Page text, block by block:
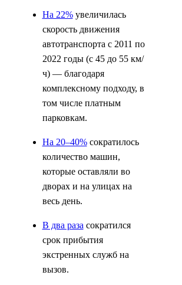
На 22%увеличилась
скорость движения
автотранспорта с 2011 по
2022 годы (с 45 до 55 км/
ч) — благодаря
комплексному подходу, в
том числе платным
парковкам.
На 20–40%сократилось
количество машин,
которые оставляли во
дворах и на улицах на
весь день.
В два раза сократился
срок прибытия
экстренных служб на
вызов.